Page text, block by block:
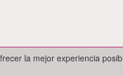
la mejor experiencia